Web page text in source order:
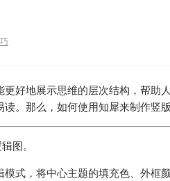
好地展示思维的层次结构，帮助
。那么，如何使用知犀来制作竖
图。
式，将中心主题的填充色、外框